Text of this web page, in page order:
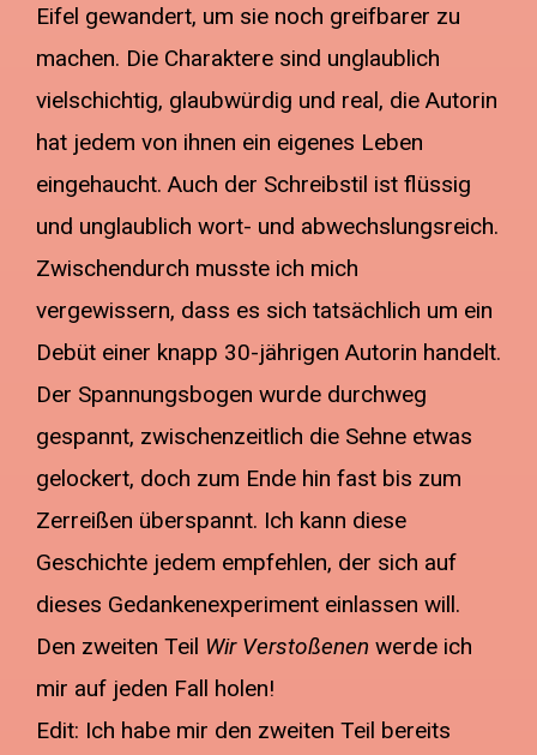
Eifel gewandert, um sie noch greifbarer zu
machen. Die Charaktere sind unglaublich
vielschichtig, glaubwürdig und real, die Autorin
hat jedem von ihnen ein eigenes Leben
eingehaucht. Auch der Schreibstil ist flüssig
und unglaublich wort- und abwechslungsreich.
Zwischendurch musste ich mich
vergewissern, dass es sich tatsächlich um ein
Debüt einer knapp 30-jährigen Autorin handelt.
Der Spannungsbogen wurde durchweg
gespannt, zwischenzeitlich die Sehne etwas
gelockert, doch zum Ende hin fast bis zum
Zerreißen überspannt. Ich kann diese
Geschichte jedem empfehlen, der sich auf
dieses Gedankenexperiment einlassen will.
Den zweiten Teil Wir Verstoßenen werde ich
mir auf jeden Fall holen!
Edit: Ich habe mir den zweiten Teil bereits